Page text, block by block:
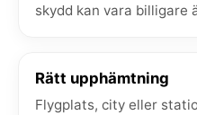
skydd kan vara billigare
Rätt upphämtning
Flygplats, city eller